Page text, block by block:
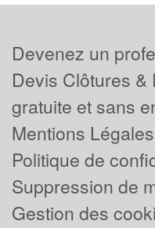
Devenez un
Devis Clôtures &
gratuite et sans
Mentions Légales
Politique de
Suppression de
Gestion des